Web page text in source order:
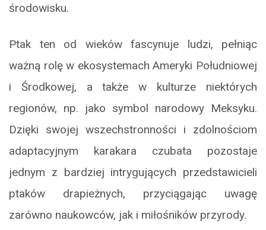
środowisku.
Ptak ten od wieków fascynuje ludzi, pełniąc
ważną rolę w ekosystemach Ameryki Południowej
i Środkowej, a także w kulturze niektórych
regionów, np. jako symbol narodowy Meksyku.
Dzięki swojej wszechstronności i zdolnościom
adaptacyjnym karakara czubata pozostaje
jednym z bardziej intrygujących przedstawicieli
ptaków drapieżnych, przyciągając uwagę
zarówno naukowców, jak i miłośników przyrody.